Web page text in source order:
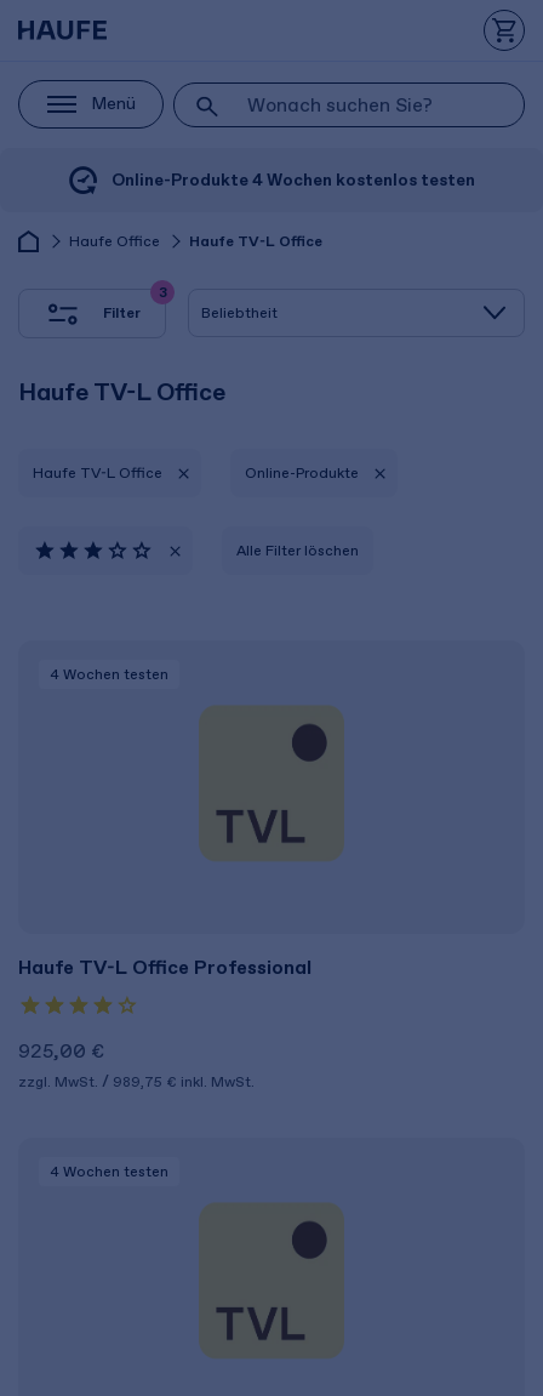
Menü
Online-Produkte 4 Wochen kostenlos testen
Haufe Office Haufe TV-L Office
Filter
3
Haufe TV-L Office
Haufe TV-L Office Online-Produkte
Alle Filter löschen
4 Wochen testen
Haufe TV-L Office Professional
925,00 €
zzgl. MwSt. 989,75 € inkl. MwSt.
4 Wochen testen